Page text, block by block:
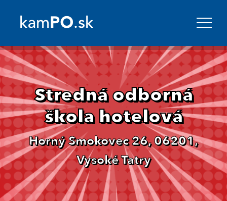
Stredná odborná
škola hotelová
Horný Smokovec 26, 06201,
Vysoké Tatry